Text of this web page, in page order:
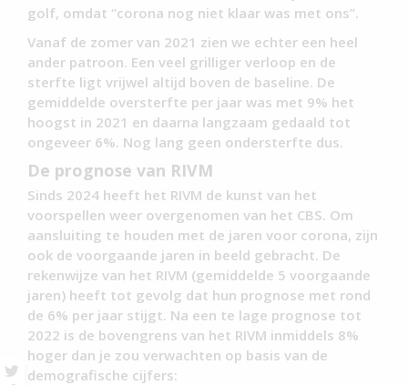
golf, omdat “corona nog niet klaar was met ons”.
Vanaf de zomer van 2021 zien we echter een heel
ander patroon. Een veel grilliger verloop en de
sterfte ligt vrijwel altijd boven de baseline. De
gemiddelde oversterfte per jaar was met 9% het
hoogst in 2021 en daarna langzaam gedaald tot
ongeveer 6%. Nog lang geen ondersterfte dus.
De prognose van RIVM
Sinds 2024 heeft het RIVM de kunst van het
voorspellen weer overgenomen van het CBS. Om
aansluiting te houden met de jaren voor corona, zijn
ook de voorgaande jaren in beeld gebracht. De
rekenwijze van het RIVM (gemiddelde 5 voorgaande
jaren) heeft tot gevolg dat hun prognose met rond
de 6% per jaar stijgt. Na een te lage prognose tot
2022 is de bovengrens van het RIVM inmiddels 8%
hoger dan je zou verwachten op basis van de
demografische cijfers: